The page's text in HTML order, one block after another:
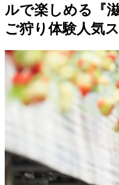
ルで楽しめる『
ご狩り体験人気